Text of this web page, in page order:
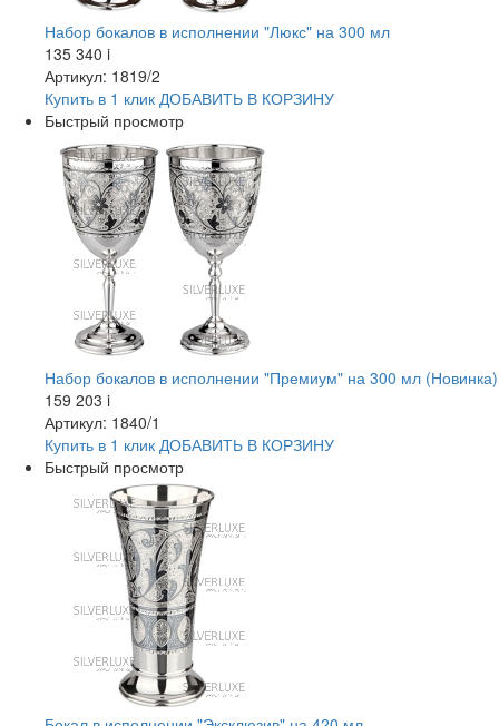
Набор бокалов в исполнении "Люкс" на 300 мл
135 340 i
Артикул: 1819/2
Купить в 1 клик ДОБАВИТЬ В КОРЗИНУ
Быстрый просмотр
Набор бокалов в исполнении "Премиум" на 300 мл (Новинка)
159 203 i
Артикул: 1840/1
Купить в 1 клик ДОБАВИТЬ В КОРЗИНУ
Быстрый просмотр